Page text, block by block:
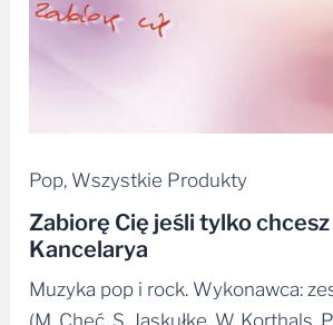
Zabiorę Cię jeśli tylko chcesz
Kancelarya
Muzyka pop i rock. Wykonawca:
(M. Chęć, S. Jaskułke, W. Korthals,
Łosowski). Kompozytor: Tadeusz